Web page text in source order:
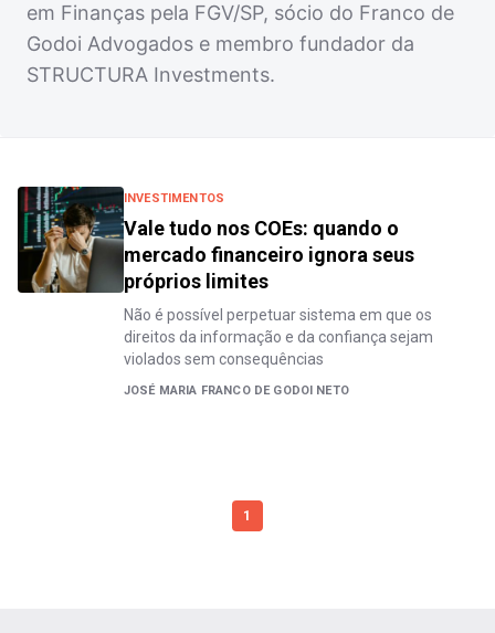
em Finanças pela FGV/SP, sócio do Franco de
Godoi Advogados e membro fundador da
STRUCTURA Investments.
INVESTIMENTOS
Vale tudo nos COEs: quando o
mercado financeiro ignora seus
próprios limites
Não é possível perpetuar sistema em que os
direitos da informação e da confiança sejam
violados sem consequências
JOSÉ MARIA FRANCO DE GODOI NETO
1